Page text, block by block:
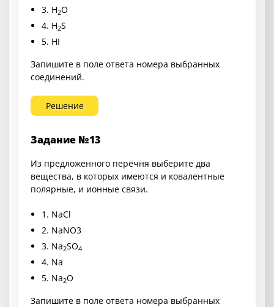
3. H2O
4. H2S
5. HI
Запишите в поле ответа номера выбранных
соединений.
Решение
Задание №13
Из предложенного перечня выберите два
вещества, в которых имеются и ковалентные
полярные, и ионные связи.
1. NaCl
2. NaNO3
3. Na2SO4
4. Na
5. Na2O
Запишите в поле ответа номера выбранных